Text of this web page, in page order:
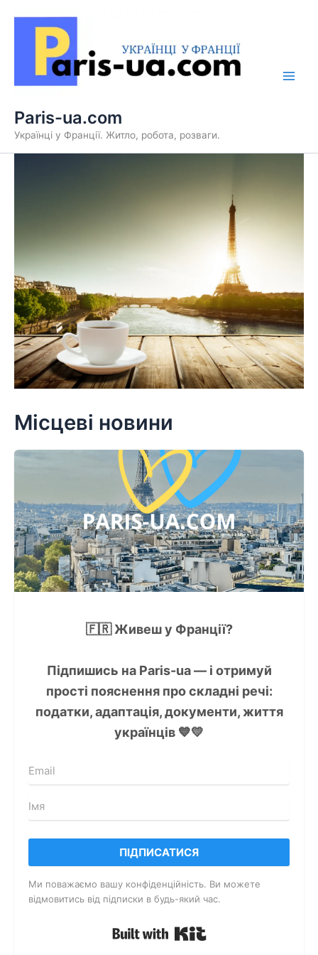
Paris-ua.com
Українці у Франції. Житло, робота, розваги.
Місцеві новини
🇫🇷 Живеш у Франції?
Підпишись на Paris-ua— і отримуй
прості пояснення про складні речі:
податки, адаптація, документи, життя
українців 💙💛
ПІДПИСАТИСЯ
Ми поважаємо вашу конфіденційність. Ви можете
відмовитись від підписки в будь-який час.